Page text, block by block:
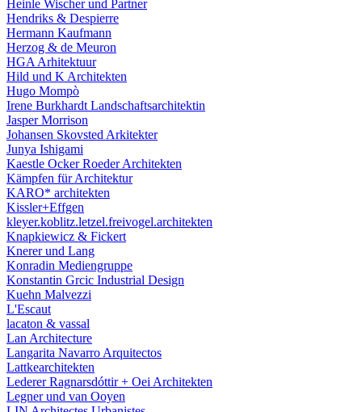
Heinle Wischer und Partner
Hendriks & Despierre
Hermann Kaufmann
Herzog & de Meuron
HGA Arhitektuur
Hild und K Architekten
Hugo Mompò
Irene Burkhardt Landschaftsarchitektin
Jasper Morrison
Johansen Skovsted Arkitekter
Junya Ishigami
Kaestle Ocker Roeder Architekten
Kämpfen für Architektur
KARO* architekten
Kissler+Effgen
kleyer.koblitz.letzel.freivogel.architekten
Knapkiewicz & Fickert
Knerer und Lang
Konradin Mediengruppe
Konstantin Grcic Industrial Design
Kuehn Malvezzi
L'Escaut
lacaton & vassal
Lan Architecture
Langarita Navarro Arquitectos
Lattkearchitekten
Lederer Ragnarsdóttir + Oei Architekten
Legner und van Ooyen